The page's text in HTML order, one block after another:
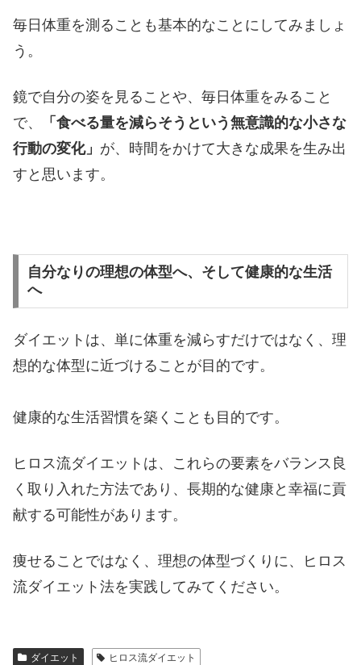
毎日体重を測ることも基本的なことにしてみましょ
う。
鏡で自分の姿を見ることや、毎日体重をみること
で、
「食べる量を減らそうという無意識的な小さな
行動の変化」 が、時間をかけて大きな成果を生み出
すと思います。
自分なりの理想の体型へ、そして健康的な生活
へ
ダイエットは、単に体重を減らすだけではなく、理
想的な体型に近づけることが目的です。
健康的な生活習慣を築くことも目的です。
ヒロス流ダイエットは、これらの要素をバランス良
く取り入れた方法であり、長期的な健康と幸福に貢
献する可能性があります。
痩せることではなく、理想の体型づくりに、ヒロス
流ダイエット法を実践してみてください。
ダイエット ヒロス流ダイエット